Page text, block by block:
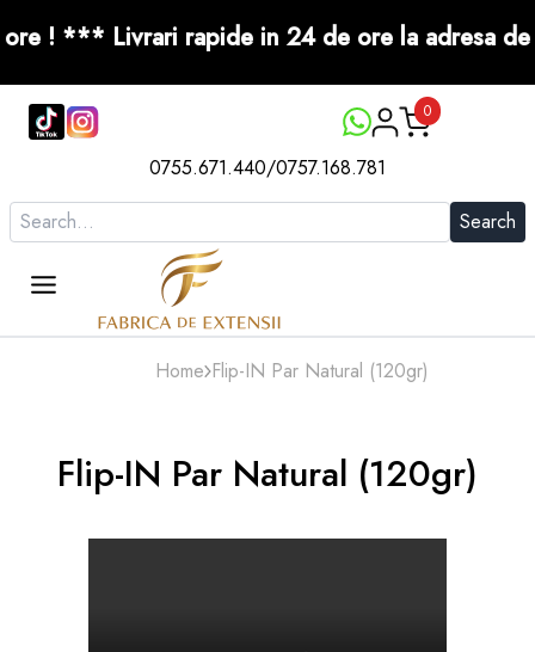
rapide in 24 de ore la adresa de
0
0755.671.440/0757.168.781
Search
Home Flip-IN Par Natural (120gr)
Flip-IN Par Natural (120gr)